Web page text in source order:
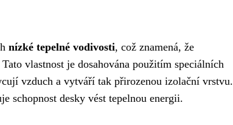
nízké tepelné vodivosti, což znamená, že
vlastnost je dosahována použitím speciálních
vzduch a vytváří tak přirozenou izolační vrstvu.
schopnost desky vést tepelnou energii.